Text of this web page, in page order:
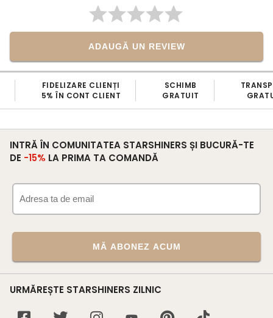
ADAUGĂ UN REVIEW
FIDELIZARE CLIENȚI
5% ÎN CONT CLIENT
SCHIMB
GRATUIT
INTRĂ ÎN COMUNITATEA STARSHINERS ȘI BUCURĂ-TE
DE -15% LA PRIMA TA COMANDĂ
MĂ ABONEZ ACUM
URMĂREȘTE STARSHINERS ZILNIC